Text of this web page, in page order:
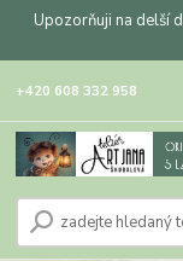
Upozorňuji na delší
+420 608 332 958